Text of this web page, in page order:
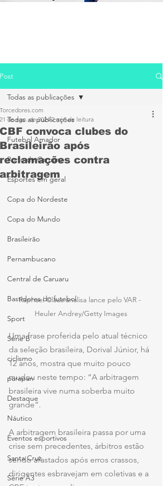
Post
Todas as publicações
Futebol Amador
Porto de Caruaru
Esportes em geral
Copa do Nordeste
Copa do Mundo
Brasileirão
Pernambucano
Central de Caruaru
Bastidores do futebol
Sport
Série B
ciclismo
parapan
Destaque
Náutico
Eventos esportivos
Santa Cruz
Série A3
Todas as publicações
CBF convoca clubes do
Brasileirão após
reclamações contra
arbitragem
Torcedores.com
21 de ago. de 2024 2 min de leitura
Raphael Claus analisa lance pelo VAR -
Heuler Andrey/Getty Images
Uma frase proferida pelo atual técnico
da seleção brasileira, Dorival Júnior, há
12 anos, mostra que muito pouco
mudou neste tempo: “A arbitragem
brasileira vive numa soberba muito
grande”.
A arbitragem brasileira passa por uma
crise sem precedentes, árbitros estão
sendo afastados após erros crassos,
dirigentes esbravejam em coletivas e a